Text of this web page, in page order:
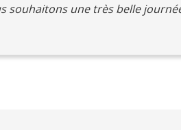
souhaitons une très belle